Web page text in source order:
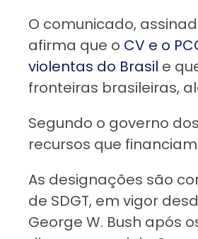
O comunicado,
afirma que o CV e o
violentas do Brasil e
fronteiras brasileiras,
Segundo o governo
recursos que
As designações são
de SDGT, em vigor
George W. Bush após